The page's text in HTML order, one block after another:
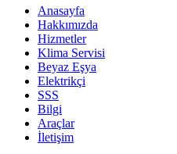
Anasayfa
Hakkımızda
Hizmetler
Klima Servisi
Beyaz Eşya
Elektrikçi
SSS
Bilgi
Araçlar
İletişim